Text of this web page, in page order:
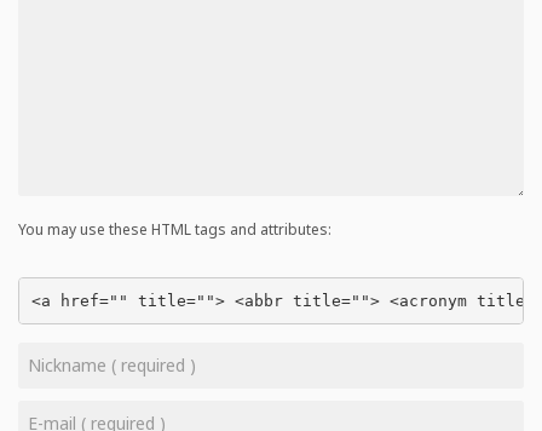
You may use these HTML tags and attributes:
<a href="" title=""> <abbr title=""> <acronym